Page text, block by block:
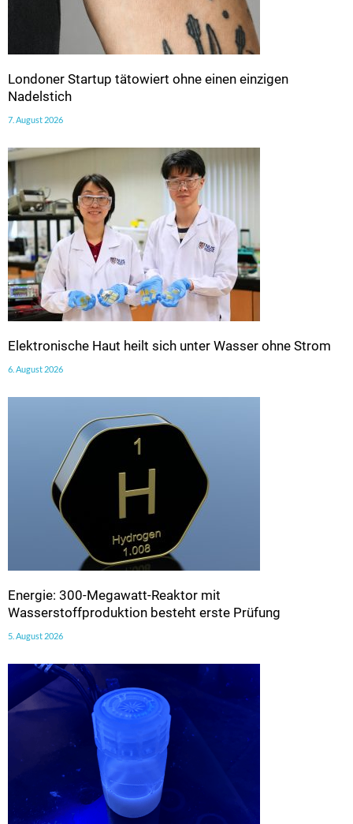
Londoner Startup tätowiert ohne einen einzigen
Nadelstich
7. August 2026
Elektronische Haut heilt sich unter Wasser ohne Strom
6. August 2026
Energie: 300-Megawatt-Reaktor mit
Wasserstoffproduktion besteht erste Prüfung
5. August 2026